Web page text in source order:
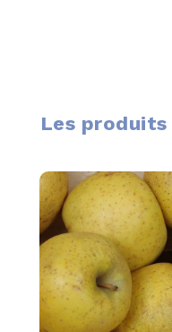
Les